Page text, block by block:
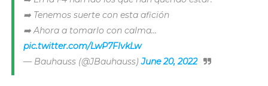
➡️ Tenemos suerte con esta afición
➡️ Ahora a tomarlo con calma...
pic.twitter.com/LwP7FlvkLw
— Bauhauss (@JBauhauss)June 20, 2022